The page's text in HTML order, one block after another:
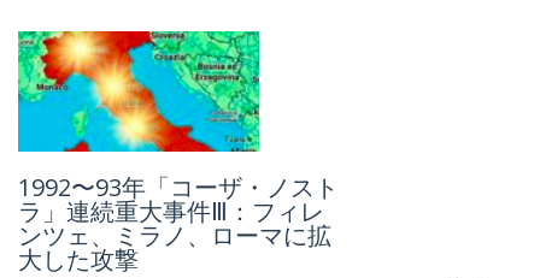
1992〜93年「コーザ・ノスト
ラ」連続重大事件Ⅲ：フィレ
ンツェ、ミラノ、ローマに拡
大した攻撃
「コーザ・ノストラ」とジョ
ヴァンニ・ファルコーネ、史
上初のマキシ・プロチェッソ
（大裁判）